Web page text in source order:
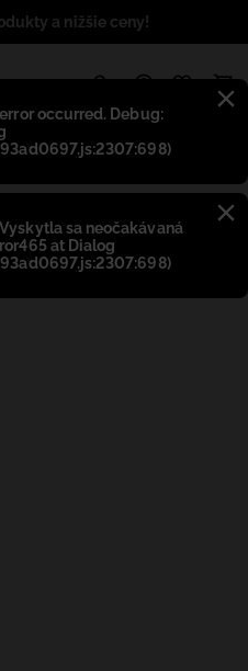
occurred. Debug:
sa neočakávaná
at Dialog
a nižšie ceny!